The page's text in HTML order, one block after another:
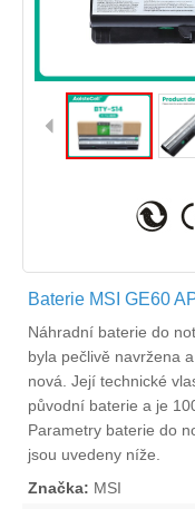
Baterie MSI GE60
Náhradní baterie do
byla pečlivě navržena
nová. Její technické
původní baterie a je
Parametry baterie do
jsou uvedeny níže.
Značka: MSI